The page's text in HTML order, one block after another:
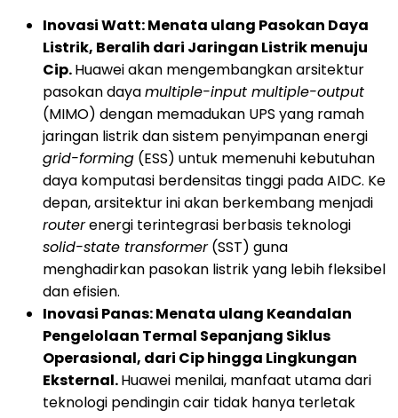
Inovasi Watt: Menata ulang Pasokan Daya
Listrik, Beralih dari Jaringan Listrik menuju
Cip.Huawei akan mengembangkan arsitektur
pasokan dayamultiple-input multiple-output
(MIMO) dengan memadukan UPS yang ramah
jaringan listrik dan sistem penyimpanan energi
grid-forming (ESS) untuk memenuhi kebutuhan
daya komputasi berdensitas tinggi pada AIDC. Ke
depan, arsitektur ini akan berkembang menjadi
routerenergi terintegrasi berbasis teknologi
solid-state transformer(SST) guna
menghadirkan pasokan listrik yang lebih fleksibel
dan efisien.
Inovasi Panas: Menata ulang Keandalan
Pengelolaan Termal Sepanjang Siklus
Operasional, dari Cip hingga Lingkungan
Eksternal.Huawei menilai, manfaat utama dari
teknologi pendingin cair tidak hanya terletak